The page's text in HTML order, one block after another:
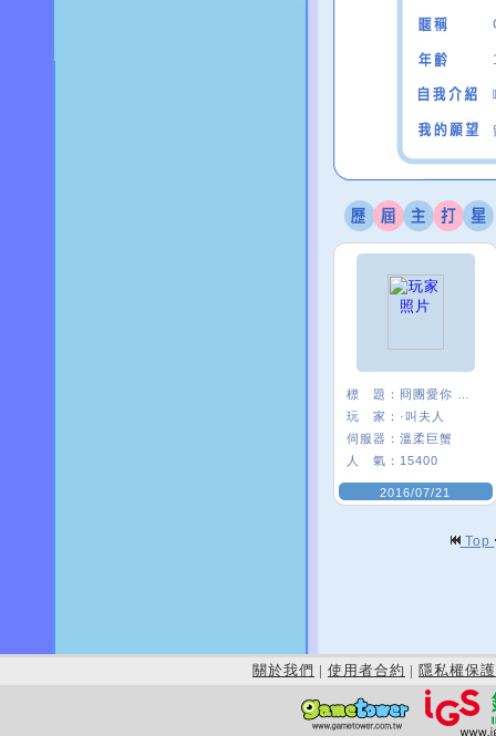
標 題：
玩 家： ·叫夫人
伺服器： 溫柔巨蟹
人 氣： 15400
2016/07/21
Top
關於我們 | 使用者合約 | 隱私權保護